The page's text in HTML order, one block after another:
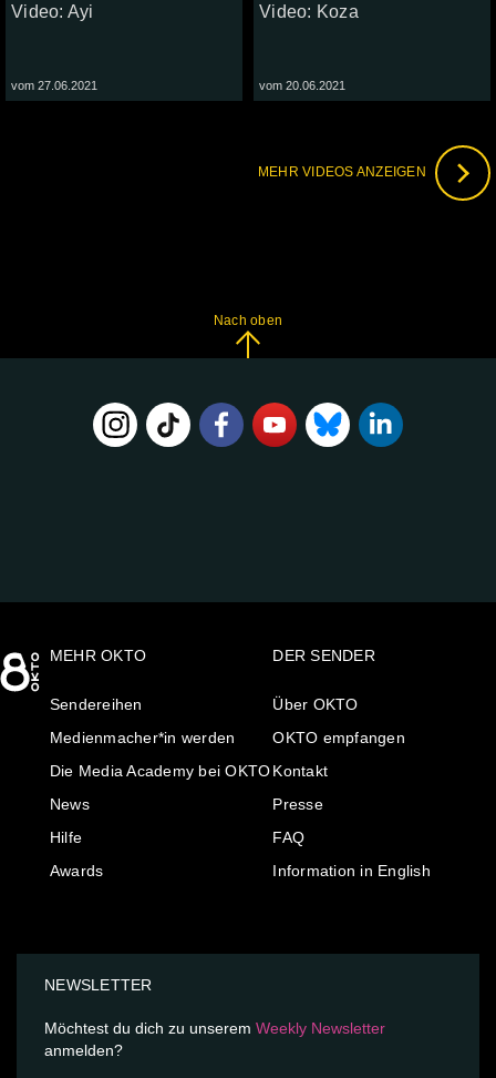
Video: Ayi
vom 27.06.2021
Video: Koza
vom 20.06.2021
MEHR VIDEOS ANZEIGEN
Nach oben
MEHR OKTO
Sendereihen
Medienmacher*in werden
Die Media Academy bei OKTO
News
Hilfe
Awards
DER SENDER
Über OKTO
OKTO empfangen
Kontakt
Presse
FAQ
Information in English
NEWSLETTER
Möchtest du dich zu unserem Weekly Newsletter
anmelden?